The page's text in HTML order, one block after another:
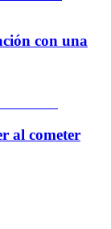
con una
al cometer